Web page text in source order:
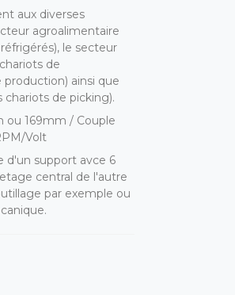
aux diverses
agroalimentaire
le secteur
de
ainsi que
de picking).
ou 169mm / Couple
Volt
d'un support avce 6
central de l'autre
par exemple ou